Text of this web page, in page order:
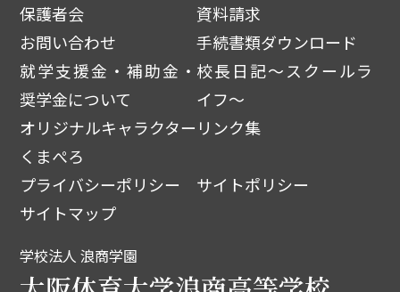
保護者会
資料請求
お問い合わせ
手続書類ダウンロード
就学支援金・補助金・
奨学金について
校長日記～スクールラ
イフ～
オリジナルキャラクター
くまぺろ
リンク集
プライバシーポリシー
サイトポリシー
サイトマップ
学校法人 浪商学園